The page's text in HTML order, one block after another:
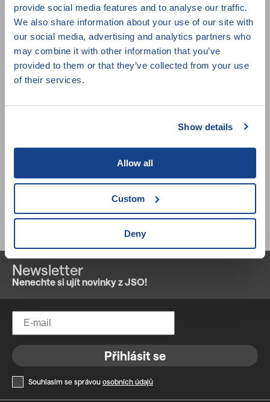
provide social media features and to analyse our traffic.
We also share information about your use of our site with
our social media, advertising and analytics partners who
may combine it with other information that you’ve
provided to them or that they’ve collected from your use
of their services.
Show details
Allow all
Custom
Deny
Režie:Nima Sarvestani
Země původu:Švédsko
Rok: 2025
Stopáž:85 min
Titulky:čeština, angličtina
Nově přidané filmy
Odkazy na jiné filmové databáze
Newsletter
Nenechte si ujít novinky z JSO!
Přihlásit se
Souhlasím se správou osobních údajů